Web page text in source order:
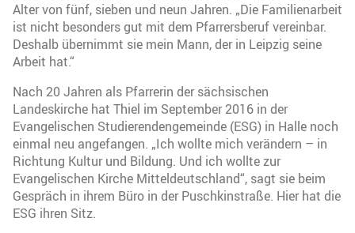
Alter von fünf, sieben und neun Jahren. „Die Familienarbeit
ist nicht besonders gut mit dem Pfarrersberuf vereinbar.
Deshalb übernimmt sie mein Mann, der in Leipzig seine
Arbeit hat.“
Nach 20 Jahren als Pfarrerin der sächsischen
Landeskirche hat Thiel im September 2016 in der
Evangelischen Studierendengemeinde (ESG) in Halle noch
einmal neu angefangen. „Ich wollte mich verändern – in
Richtung Kultur und Bildung. Und ich wollte zur
Evangelischen Kirche Mitteldeutschland“, sagt sie beim
Gespräch in ihrem Büro in der Puschkinstraße. Hier hat die
ESG ihren Sitz.